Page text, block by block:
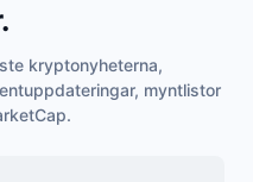
kryptonyheterna,
myntlistor